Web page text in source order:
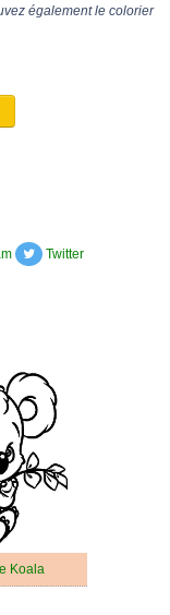
également le colorier
Twitter
Koala